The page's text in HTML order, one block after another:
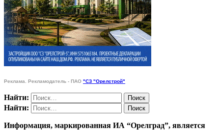
Реклама. Рекламодатель - ПАО "СЗ "Орелстрой"
Найти:
Найти:
Информация, маркированная ИА “Орелград”, является